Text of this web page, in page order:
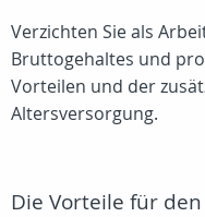
Verzichten Sie als
Bruttogehaltes und
Vorteilen und der
Altersversorgung.
Die Vorteile für